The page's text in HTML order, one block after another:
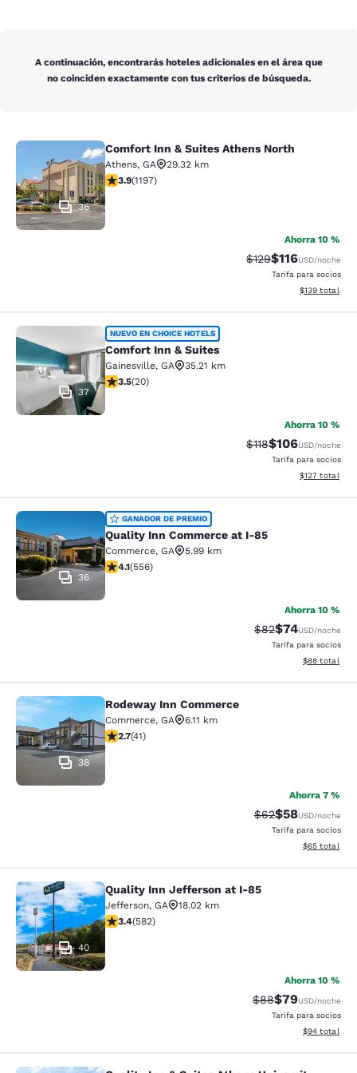
A continuación, encontrarás hoteles adicionales en el área que
no coinciden exactamente con tus criterios de búsqueda.
Comfort Inn & Suites Athens North
36
Comfort Inn & Suites Athens North
Athens, GA
29.32 km
calificación de 3.9 estrellas. Bueno. 1197 reseñas
3.9(1197)
Ahorra 10 %
Precio tachado:
$129Precio con
$116USD/noche
Tarifa para socios
Ver detalles
$139 total
Comfort Inn & Suites
37
NUEVO EN CHOICE HOTELS
Comfort Inn & Suites
Gainesville, GA
35.21 km
calificación de 3.55 estrellas. Bueno. 20 reseñas
3.5(20)
Ahorra 10 %
Precio tachado:
$118Precio con
$106USD/noche
Tarifa para socios
Ver detalles
$127 total
Quality Inn Commerce at I-85
36
GANADOR DE PREMIO
Quality Inn Commerce at I-85
Commerce, GA
5.99 km
calificación de 4.07 estrellas. Muy bueno. 556 reseñas
4.1(556)
Ahorra 10 %
Precio tachado:
$82Precio con
$74USD/noche
Tarifa para socios
Ver detalles
$88 total
Rodeway Inn Commerce
38
Rodeway Inn Commerce
Commerce, GA
6.11 km
calificación de 2.71 estrellas. Feria. 41 reseñas
2.7(41)
Ahorra 7 %
Precio tachado:
$62Precio con
$58USD/noche
Tarifa para socios
Ver detalles
$65 total
Quality Inn Jefferson at I-85
40
Quality Inn Jefferson at I-85
Jefferson, GA
18.02 km
calificación de 3.42 estrellas. Bueno. 582 reseñas
3.4(582)
Ahorra 10 %
Precio tachado:
$88Precio con
$79USD/noche
Tarifa para socios
Ver detalles
$94 total